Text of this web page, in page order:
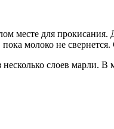
месте для
молоко не
слоев марли.